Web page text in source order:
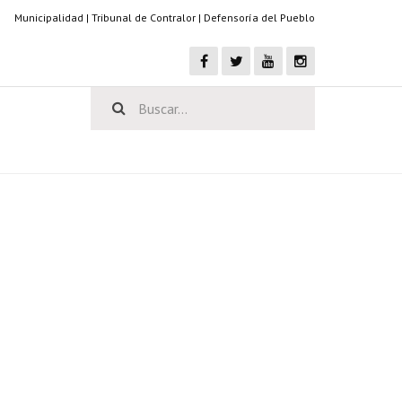
Municipalidad | Tribunal de Contralor | Defensoría del Pueblo